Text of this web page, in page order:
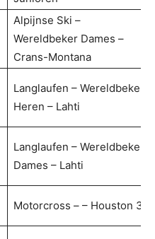
Alpijnse Ski –
Wereldbeker Dames –
Crans-Montana
Langlaufen – Wereldbeker
Heren – Lahti
Langlaufen – Wereldbeker
Dames – Lahti
Motorcross – – Houston 3